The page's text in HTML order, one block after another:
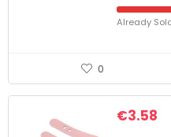
Already
0
€3.58